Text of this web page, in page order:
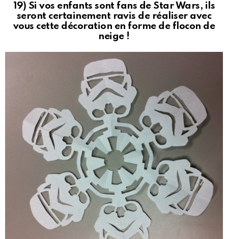
19) Si vos enfants sont fans de Star Wars, ils
seront certainement ravis de réaliser avec
vous cette décoration en forme de flocon de
neige !